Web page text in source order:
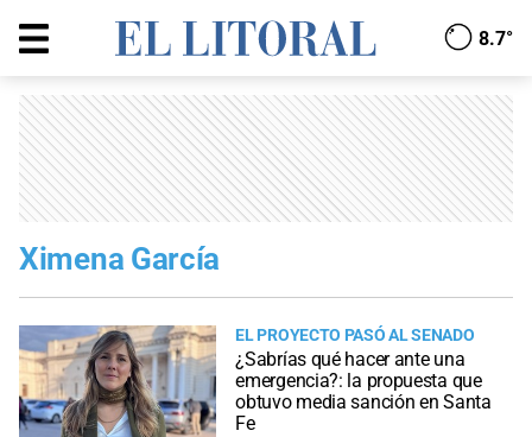
8.7°
Ximena García
EL PROYECTO PASÓ AL SENADO
¿Sabrías qué hacer ante una
emergencia?: la propuesta que
obtuvo media sanción en Santa
Fe